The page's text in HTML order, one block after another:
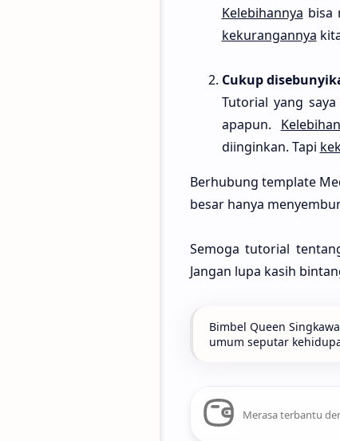
Kelebihannya bisa
kekurangannya
Cukup
Tutorial yang
apapun.
diinginkan. Tapi
Berhubung template
besar hanya
Semoga tutorial
Jangan lupa kasih
Bimbel Queen
umum seputar
Merasa terbantu